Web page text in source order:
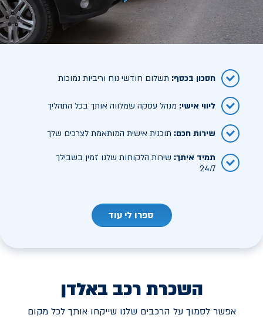
חסכון בכסף: תשלום חודשי נוח וריביות נמוכות
ליווי אישי: מנהל עסקה שמלווה אותך בכל התהליך
שירות חכם: תוכנית אישית המותאמת לצרכים שלך
תמיד איתך: שירות הלקוחות שלנו זמין בשבילך
24/7
ספרו לי עוד
השכרת רכב באלדן
אפשר לסמוך על הרכבים שלנו שייקחו אותך לכל מקום